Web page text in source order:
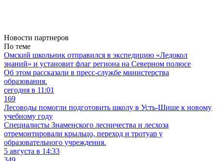
Новости партнеров
По теме
Омский школьник отправился в экспедицию «Ледокол
знаний» и установит флаг региона на Северном полюсе
Об этом рассказали в пресс-службе министерства
образования.
сегодня в 11:01
169
Лесоводы помогли подготовить школу в Усть-Шише к новому
учебному году
Специалисты Знаменского лесничества и лесхоза
отремонтировали крыльцо, переход и тротуар у
образовательного учреждения.
5 августа в 14:33